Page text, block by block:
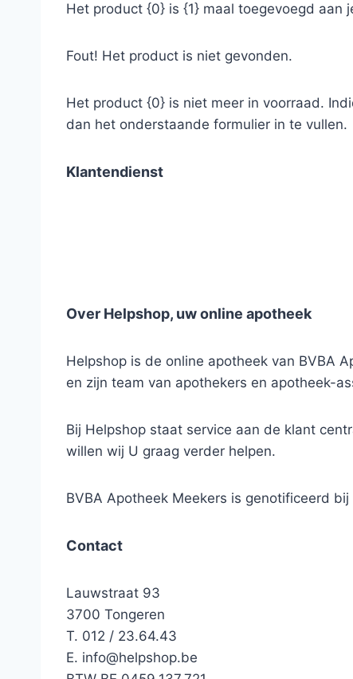
Het product {0} is {1} maal toegevoegd aan
Fout! Het product is niet gevonden.
Het product {0} is niet meer in voorraad.
dan het onderstaande formulier in te vullen.
Klantendienst
Over Helpshop, uw online apotheek
Helpshop is de online apotheek van BVBA
en zijn team van apothekers en apotheek-
Bij Helpshop staat service aan de klant
willen wij U graag verder helpen.
BVBA Apotheek Meekers is genotificeerd
Contact
Lauwstraat 93
3700 Tongeren
T. 012 / 23.64.43
E. info@helpshop.be